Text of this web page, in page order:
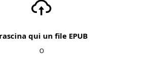
qui un file EPUB
O